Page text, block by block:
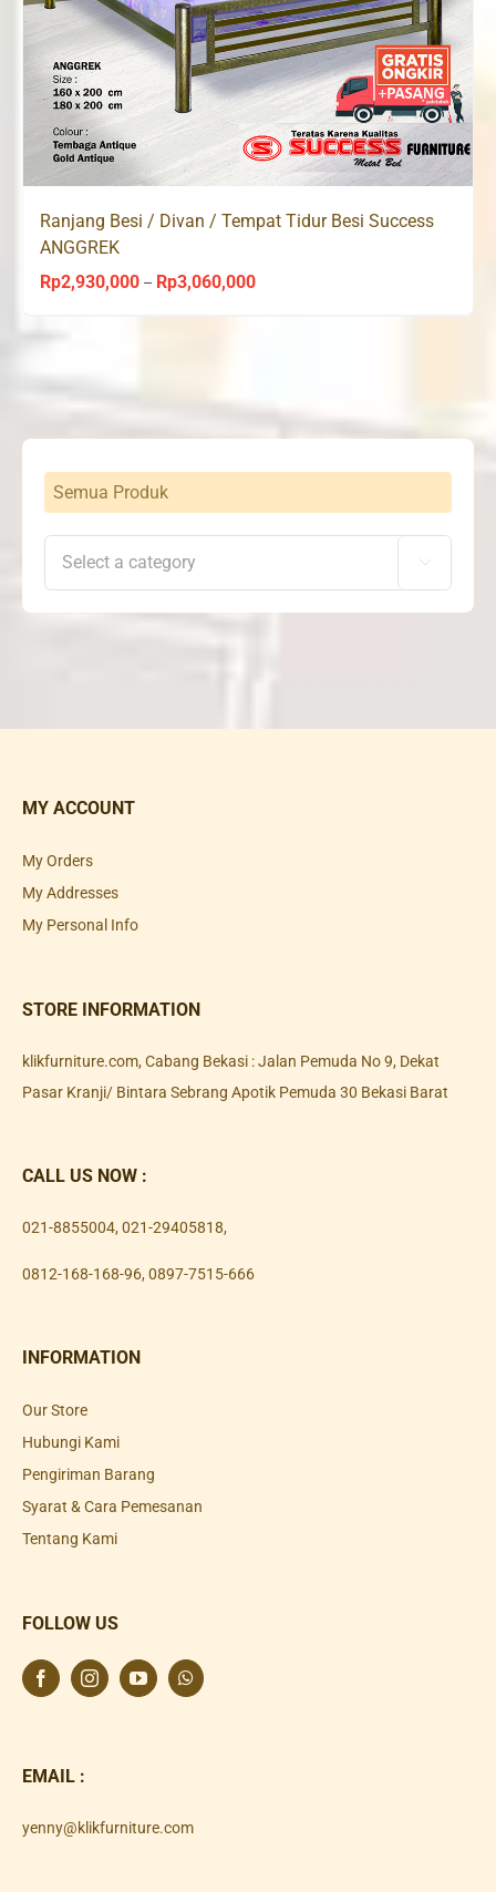
Ranjang Besi / Divan / Tempat Tidur Besi Success
ANGGREK
Rp2,930,000 – Rp3,060,000Price
Semua Produk

MY ACCOUNT
My Orders
My Addresses
My Personal Info
STORE INFORMATION
klikfurniture.com, Cabang Bekasi : Jalan Pemuda No 9, Dekat
Pasar Kranji/ Bintara Sebrang Apotik Pemuda 30 Bekasi Barat
CALL US NOW :
021-8855004, 021-29405818,
0812-168-168-96, 0897-7515-666
INFORMATION
Our Store
Hubungi Kami
Pengiriman Barang
Syarat & Cara Pemesanan
Tentang Kami
FOLLOW US
EMAIL :
yenny@klikfurniture.com